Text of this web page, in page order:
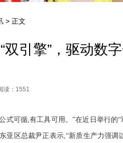
> 正文
双引擎”，驱动数
读：1551
式可循,有工具可用。”在近日举行的
亚区总裁尹正表示,“新质生产力强